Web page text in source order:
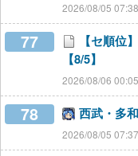
2026/08/05 07:38
77
【セ順位
【8/5】
2026/08/06 00:05
78 西武・多
2026/08/05 07:37